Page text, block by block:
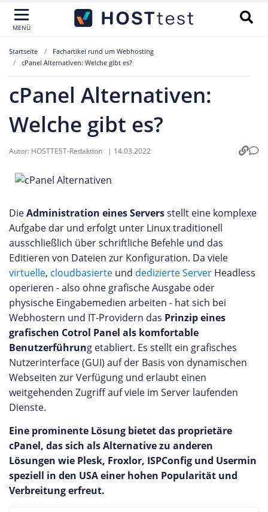
MENÜ
Startseite
Fachartikel rund um Webhosting
cPanel Alternativen: Welche gibt es?
cPanel Alternativen:
Welche gibt es?
Autor: HOSTTEST-Redaktion | 14.03.2022
DieAdministration eines Serversstellt eine komplexe
Aufgabe dar und erfolgt unter Linux traditionell
ausschließlich über schriftliche Befehle und das
Editieren von Dateien zur Konfiguration. Da viele
virtuelle, cloudbasierte und dedizierte Server Headless
operieren - also ohne grafische Ausgabe oder
physische Eingabemedien arbeiten - hat sich bei
Webhostern und IT-Providern das Prinzip eines
grafischen Cotrol Panel als komfortable
Benutzerführung etabliert. Es stellt ein grafisches
Nutzerinterface (GUI) auf der Basis von dynamischen
Webseiten zur Verfügung und erlaubt einen
weitgehenden Zugriff auf viele im Server laufenden
Dienste.
Eine prominente Lösung bietet das proprietäre
cPanel, das sich als Alternative zu anderen
Lösungen wie Plesk, Froxlor, ISPConfig und Usermin
speziell in den USA einer hohen Popularität und
Verbreitung erfreut.